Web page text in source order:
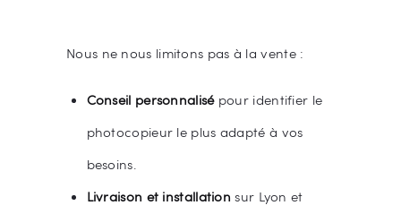
Nous ne nous limitons pas à la vente :
Conseil personnalisépour identifier le
photocopieur le plus adapté à vos
besoins.
Livraison et installation sur Lyon et